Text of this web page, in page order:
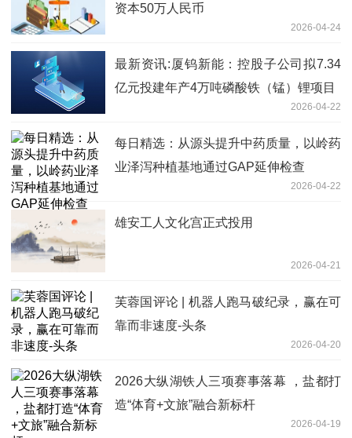
资本50万人民币
2026-04-24
最新资讯:厦钨新能：控股子公司拟7.34
亿元投建年产4万吨磷酸铁（锰）锂项目
2026-04-22
每日精选：从源头提升中药质量，以岭药
业泽泻种植基地通过GAP延伸检查
2026-04-22
雄安工人文化宫正式投用
2026-04-21
芙蓉国评论 | 机器人跑马破纪录，赢在可
靠而非速度-头条
2026-04-20
2026大纵湖铁人三项赛事落幕 ，盐都打
造“体育+文旅”融合新标杆
2026-04-19